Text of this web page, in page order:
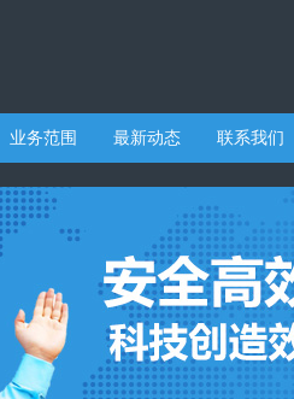
业务范围 最新动态 联系我们